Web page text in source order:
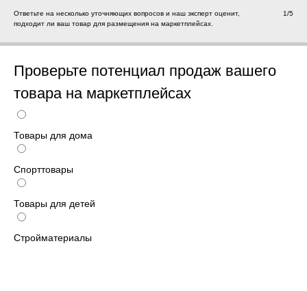
Ответьте на несколько уточняющих вопросов и наш эксперт оценит,
подходит ли ваш товар для размещения на маркетплейсах.
1/5
Проверьте потенциал продаж вашего
товара на маркетплейсах
Товары для дома
Спорттовары
Товары для детей
Стройматериалы